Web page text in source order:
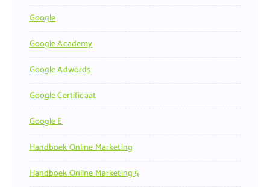
Google
Google Academy
Google Adwords
Google Certificaat
Google E
Handboek Online Marketing
Handboek Online Marketing 5